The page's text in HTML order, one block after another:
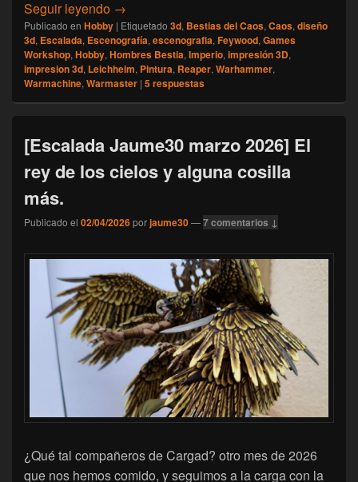
Seguir leyendo [Escalada] Namarie, Abril 2026
→
Publicado en Hobby | Etiquetado 3d, Bestias del Caos, Caos, diseño
3d, Escalada, Escenografía, escenografia, Feywood, Games
Workshop, Hobby, Hombres Bestia, Imperio, impresión 3D,
impresion 3d, Leichheim, Pintura, Reaper, Warhammer,
Warmachine, Warmaster | 5respuestas
[Escalada Jaume30 marzo 2026] El
rey de los cielos y alguna cosilla
más.
Publicado el 02/04/2026porjaume30—7 comentarios ↓
¿Qué tal compañeros de Cargad? otro mes de 2026
que nos hemos comido, y seguimos a la carga con la